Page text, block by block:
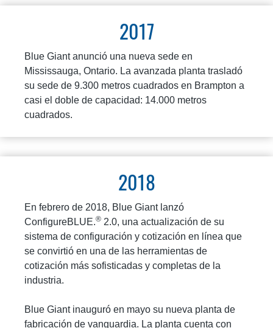
2017
Blue Giant anunció una nueva sede en
Mississauga, Ontario. La avanzada planta trasladó
su sede de 9.300 metros cuadrados en Brampton a
casi el doble de capacidad: 14.000 metros
cuadrados.
2018
En febrero de 2018, Blue Giant lanzó
ConfigureBLUE.® 2.0, una actualización de su
sistema de configuración y cotización en línea que
se convirtió en una de las herramientas de
cotización más sofisticadas y completas de la
industria.
Blue Giant inauguró en mayo su nueva planta de
fabricación de vanguardia. La planta cuenta con